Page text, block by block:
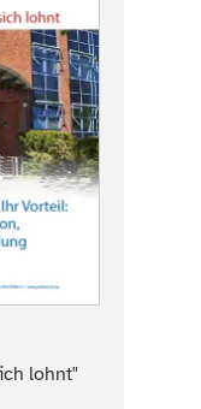
lohnt"